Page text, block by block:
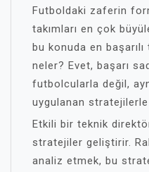
Futboldaki zaferin
takımları en çok
bu konuda en
neler? Evet, başarı
futbolcularla değil,
uygulanan
Etkili bir teknik
stratejiler geliştirir.
analiz etmek, bu